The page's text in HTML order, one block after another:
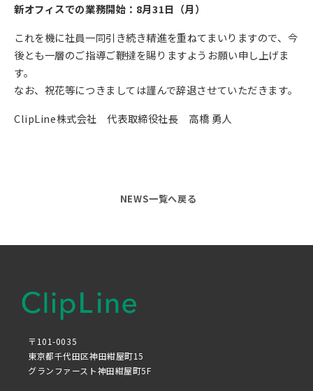
新オフィスでの業務開始：8月31日（月）
これを機に社員一同引き続き精進を重ねてまいりますので、今
後とも一層のご指導ご鞭撻を賜りますようお願い申し上げま
す。
なお、祝花等につきましては謹んで辞退させていただきます。
ClipLine株式会社 代表取締役社長 高橋 勇人
NEWS一覧へ戻る
〒101-0035
東京都千代田区神田紺屋町15
グランファースト神田紺屋町5F